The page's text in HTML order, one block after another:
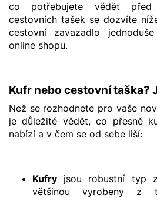
co potřebujete vědět
cestovních tašek se dozvíte
cestovní zavazadlo
online shopu.
Kufr nebo cestovní taška?
Než se rozhodnete pro vaše
je důležité vědět, co přesně
nabízí a v čem se od sebe liší:
Kufry jsou robustní typ
většinou vyrobeny z